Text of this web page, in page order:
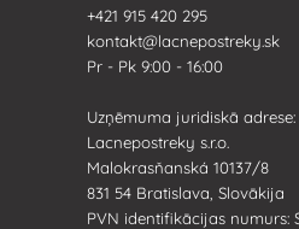
+421 915 420 295
kontakt@lacnepostreky.sk
Pr - Pk 9:00 - 16:00
Uzņēmuma juridiskā adrese:
Lacnepostreky s.r.o.
Malokrasňanská 10137/8
831 54 Bratislava, Slovākija
PVN identifikācijas numurs: